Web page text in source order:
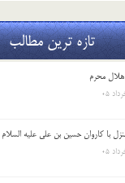
تازه ترین مطالب
محرم
با کاروان حسین بن علی علیه السلام